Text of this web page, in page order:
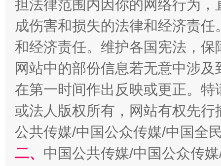
全民健身五年计划来了！等你上场
担法律范围内因你的网络行为
成伤害和损失的法律和经济责
和经济责任。维护各国宪法，
网站中的部份信息若无意中涉
在第一时间作出反映或更正。
或法人版权所有，网站有权先
公共传媒/中国公众传媒/中国全
二、 中国公共传媒/中国公众传